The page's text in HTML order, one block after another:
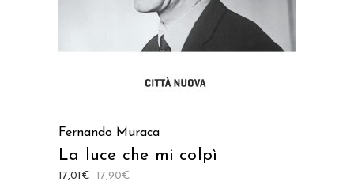
Fernando Muraca
La luce che mi colpì
17,90€
17,01 €